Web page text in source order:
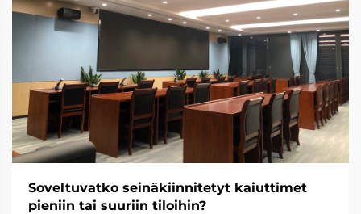
Soveltuvatko seinäkiinnitetyt kaiuttimet
pieniin tai suuriin tiloihin?